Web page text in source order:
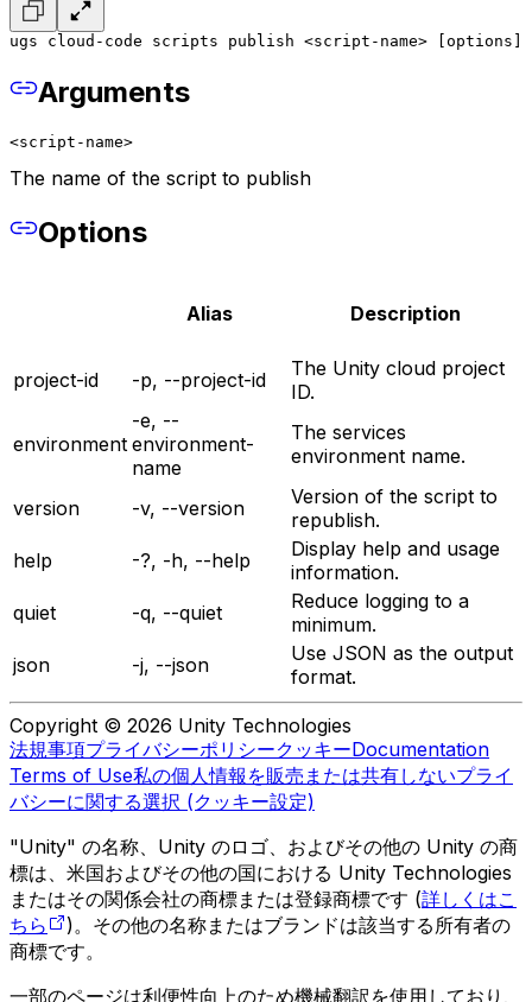
ugs cloud-code scripts publish <script-name> [options]
Arguments
<script-name>
The name of the script to publish
Options
Alias Description
project-id -p, --project-id
The Unity cloud project
ID.
environment
-e, --
environment-
name
The services
environment name.
version -v, --version
Version of the script to
republish.
help
-?, -h, --help
Display help and usage
information.
quiet
-q, --quiet
Reduce logging to a
minimum.
json
-j, --json
Use JSON as the output
format.
Copyright © 2026 Unity Technologies
法規事項プライバシーポリシークッキーDocumentation
Terms of Use私の個人情報を販売または共有しないプライ
バシーに関する選択 (クッキー設定)
"Unity" の名称、Unity のロゴ、およびその他の Unity の商
標は、米国およびその他の国における Unity Technologies
またはその関係会社の商標または登録商標です (詳しくはこ
ちら
)。その他の名称またはブランドは該当する所有者の
商標です。
一部のページは利便性向上のため機械翻訳を使用しており、